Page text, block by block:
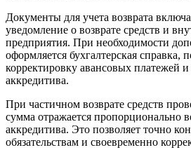
Документы для учета возврата
уведомление о возврате средств и
предприятия. При необходимости
оформляется бухгалтерская справка,
корректировку авансовых платежей и
аккредитива.
При частичном возврате средств
сумма отражается пропорционально
аккредитива. Это позволяет точно
обязательствам и своевременно